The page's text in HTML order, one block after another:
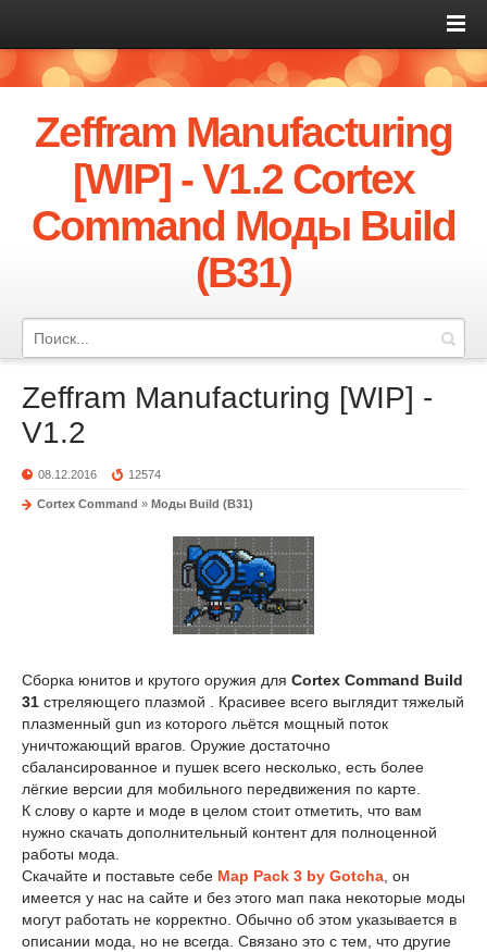
Zeffram Manufacturing
[WIP] - V1.2 Cortex
Command Моды Build
(B31)
Zeffram Manufacturing [WIP] -
V1.2
08.12.2016 12574
Cortex Command » Моды Build (B31)
Сборка юнитов и крутого оружия для Cortex Command Build
31 стреляющего плазмой . Красивее всего выглядит тяжелый
плазменный gun из которого льётся мощный поток
уничтожающий врагов. Оружие достаточно
сбалансированное и пушек всего несколько, есть более
лёгкие версии для мобильного передвижения по карте.
К слову о карте и моде в целом стоит отметить, что вам
нужно скачать дополнительный контент для полноценной
работы мода.
Скачайте и поставьте себе Map Pack 3 by Gotcha , он
имеется у нас на сайте и без этого мап пака некоторые моды
могут работать не корректно. Обычно об этом указывается в
описании мода, но не всегда. Связано это с тем, что другие